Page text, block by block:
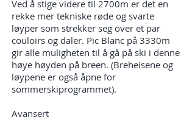
Ved å stige videre til 2700m er det en
rekke mer tekniske røde og svarte
løyper som strekker seg over et par
couloirs og daler. Pic Blanc på 3330m
gir alle muligheten til å gå på ski i denne
høye høyden på breen. (Breheisene og
løypene er også åpne for
sommerskiprogrammet).
Avansert